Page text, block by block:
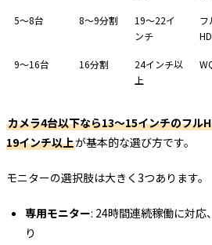
5〜8台 8〜9分割
19〜22イ
ンチ
フ
9〜16台 16分割
24インチ以
上
カメラ4台以下なら13〜15インチのフル
19インチ以上が基本的な選び方です。
モニターの選択肢は大きく3つあります。
専用モニター: 24時間連続稼働に対応
り